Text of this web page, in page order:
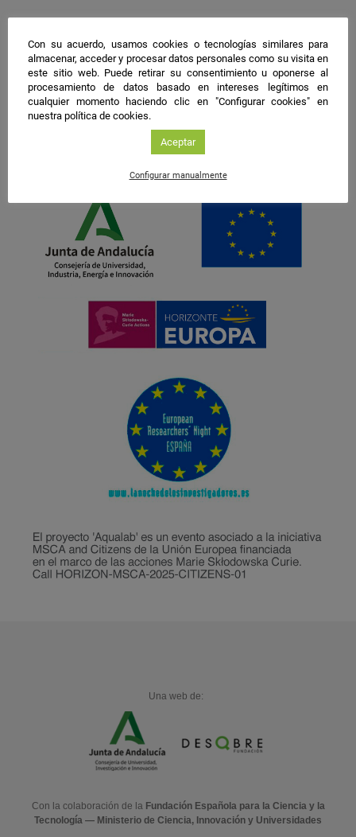
Una web de:
Con la colaboración de la Fundación Española para la Ciencia y la
Tecnología — Ministerio de Ciencia, Innovación y Universidades
Con su acuerdo, usamos cookies o tecnologías similares para
almacenar, acceder y procesar datos personales como su visita en
este sitio web. Puede retirar su consentimiento u oponerse al
procesamiento de datos basado en intereses legítimos en
cualquier momento haciendo clic en "Configurar cookies" en
nuestra política de cookies.
Aceptar
Configurar manualmente